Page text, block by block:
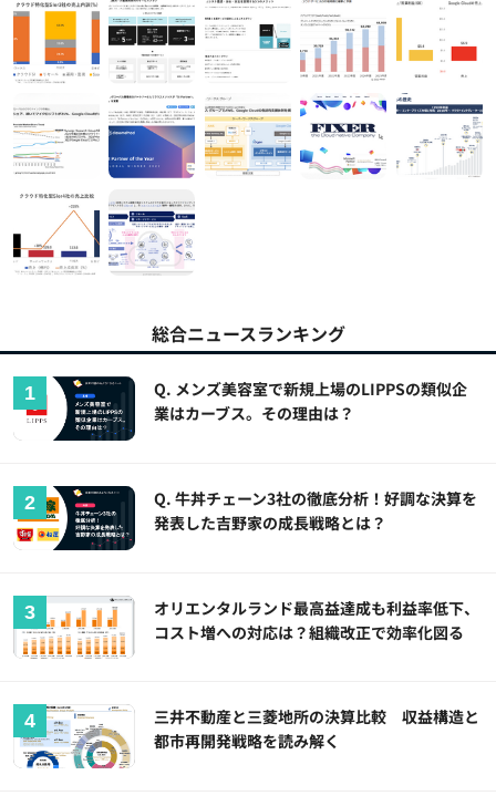
総合ニュースランキング
Q. メンズ美容室で新規上場のLIPPSの類似企
業はカーブス。その理由は？
Q. 牛丼チェーン3社の徹底分析！好調な決算を
発表した吉野家の成長戦略とは？
オリエンタルランド最高益達成も利益率低下、
コスト増への対応は？組織改正で効率化図る
三井不動産と三菱地所の決算比較 収益構造と
都市再開発戦略を読み解く